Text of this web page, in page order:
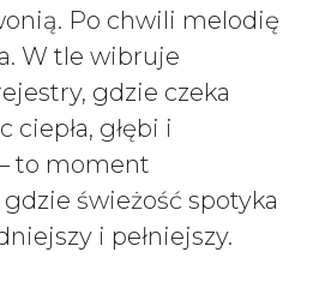
Po chwili melodię
W tle wibruje
gdzie czeka
głębi i
to moment
świeżość spotyka
i pełniejszy.